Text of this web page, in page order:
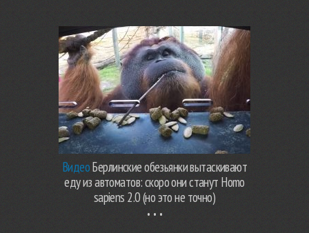
ВидеоБерлинские обезьянки вытаскивают
еду из автоматов: скоро они станут Homo
sapiens 2.0 (но это не точно)